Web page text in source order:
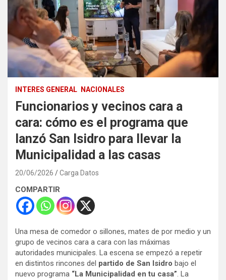
INTERES GENERAL NACIONALES
Funcionarios y vecinos cara a
cara: cómo es el programa que
lanzó San Isidro para llevar la
Municipalidad a las casas
20/06/2026 Carga Datos
COMPARTIR
Una mesa de comedor o sillones, mates de por medio y un
grupo de vecinos cara a cara con las máximas
autoridades municipales. La escena se empezó a repetir
en distintos rincones del partido de San Isidro bajo el
nuevo programa “La Municipalidad en tu casa” . La